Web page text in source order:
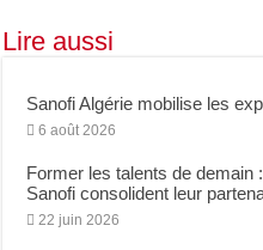
Lire aussi
Sanofi Algérie mobilise les
6 août 2026
Former les talents de demain
Sanofi consolident leur
22 juin 2026